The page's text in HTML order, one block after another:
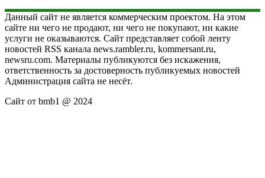
Данный сайт не является коммерческим проектом. На этом
сайте ни чего не продают, ни чего не покупают, ни какие
услуги не оказываются. Сайт представляет собой ленту
новостей RSS канала news.rambler.ru, kommersant.ru,
newsru.com. Материалы публикуются без искажения,
ответственность за достоверность публикуемых новостей
Администрация сайта не несёт.
Сайт от bmb1 @ 2024